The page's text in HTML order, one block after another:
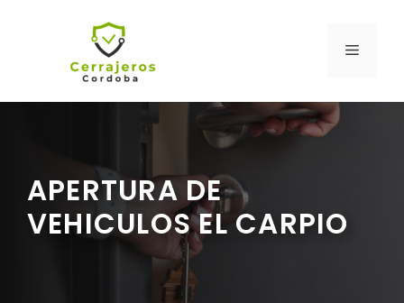
MENÚ
APERTURA DE
VEHICULOS EL CARPIO